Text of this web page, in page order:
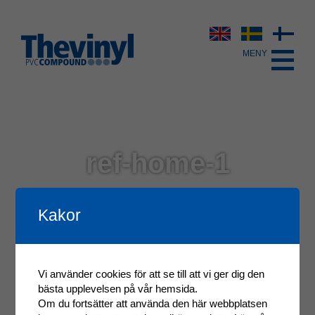
ref-home-1
Kakor
Vi använder cookies för att se till att vi ger dig den
bästa upplevelsen på vår hemsida.
Om du fortsätter att använda den här webbplatsen